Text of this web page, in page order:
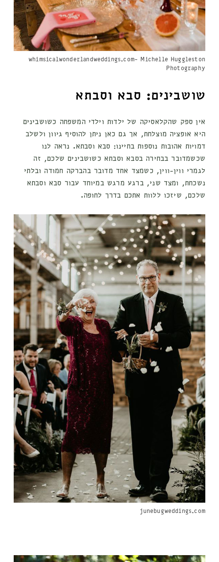
whimsicalwonderlandweddings.com- Michelle Huggleston
Photography
שושבינים: סבא וסבתא
אין ספק שהקלאסיקה של ילדות וילדי המשפחה כשושבינים
היא אופציה מוצלחת, אך גם כאן ניתן להוסיף גיוון ולשלב
דמויות אהובות נוספות בחיינו: סבא וסבתא. נראה לנו
שכשמדובר בבחירה בסבא וסבתא כשושבינים שלכם, זה
לגמרי ווין-ווין, כשמצד אחד מדובר בהברקה חמודה ובלתי
נשכחת, ומצד שני, ברגע מרגש במיוחד עבור סבא וסבתא
שלכם, שיזכו ללוות אתכם בדרך לחופה.
junebugweddings.com